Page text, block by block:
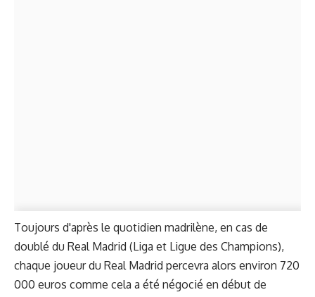
Toujours d'après le quotidien madrilène, en cas de
doublé du Real Madrid (Liga et Ligue des Champions),
chaque joueur du Real Madrid percevra alors environ 720
000 euros comme cela a été négocié en début de